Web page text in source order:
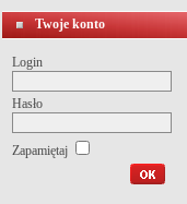
Twoje konto
Login
Hasło
Zapamiętaj